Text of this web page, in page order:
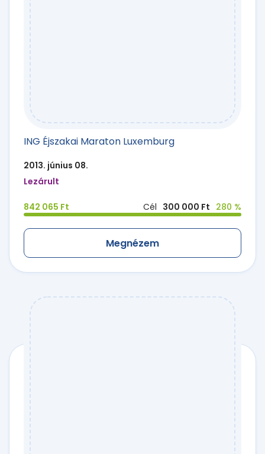
ING Éjszakai Maraton Luxemburg
2013. június 08.
Lezárult
842 065 Ft Cél 300 000 Ft 280 %
Megnézem